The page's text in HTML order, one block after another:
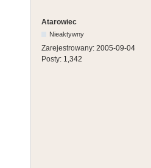
Atarowiec
Nieaktywny
Zarejestrowany: 2005-09-04
Posty: 1,342